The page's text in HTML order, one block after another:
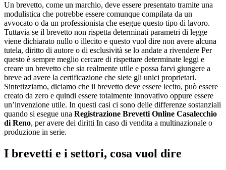
Un brevetto, come un marchio, deve essere presentato tramite una
modulistica che potrebbe essere comunque compilata da un
avvocato o da un professionista che esegue questo tipo di lavoro.
Tuttavia se il brevetto non rispetta determinati parametri di legge
viene dichiarato nullo o illecito e questo vuol dire non avere alcuna
tutela, diritto di autore o di esclusività se lo andate a rivendere Per
questo è sempre meglio cercare di rispettare determinate leggi e
creare un brevetto che sia realmente utile e possa farvi giungere a
breve ad avere la certificazione che siete gli unici proprietari.
Sintetizziamo, diciamo che il brevetto deve essere lecito, può essere
creato da zero e quindi essere totalmente innovativo oppure essere
un’invenzione utile. In questi casi ci sono delle differenze sostanziali
quando si esegue una Registrazione Brevetti Online Casalecchio
di Reno, per avere dei diritti In caso di vendita a multinazionale o
produzione in serie.
I brevetti e i settori, cosa vuol dire